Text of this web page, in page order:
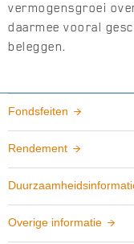
vermogensgroei
daarmee vooral
beleggen.
Fondsfeiten
Rendement
Overige informatie